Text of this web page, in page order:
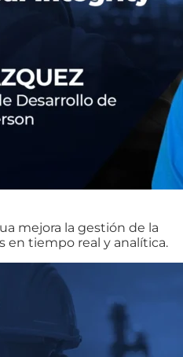
mejora la gestión de la
en tiempo real y analítica.